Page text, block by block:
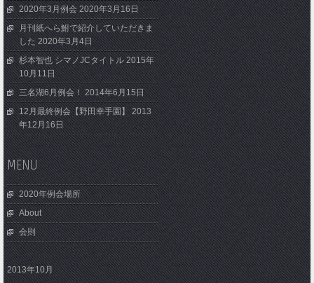
2020年3月例会 2020年3月16日
月刊紙へら鮒で紹介していただきま
した 2020年3月4日
杉本智也 シマノJCタイトル 2015年
10月11日
三名湖6月例会！ 2014年6月15日
12月最終例会【野田幸手園】 2013
年12月16日
MENU
2020年例会場所
About
会則
2013年10月